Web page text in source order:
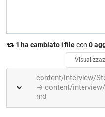
1 ha cambiato i filecon 0
content/interview/
→ content/interview/
md